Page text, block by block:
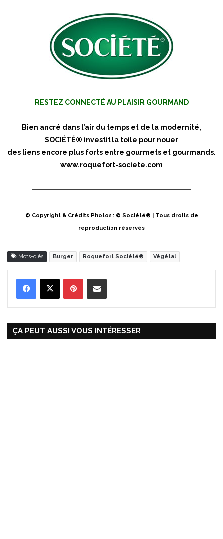
RESTEZ CONNECTÉ AU PLAISIR GOURMAND
Bien ancré dans l’air du temps et de la modernité,
SOCIÉTÉ® investit la toile pour nouer
des liens encore plus forts entre gourmets et gourmands.
www.roquefort-societe.com
© Copyright & Crédits Photos : © Société® | Tous droits de
reproduction réservés
Mots-clés Burger Roquefort Société® Végétal
ÇA PEUT AUSSI VOUS INTÉRESSER